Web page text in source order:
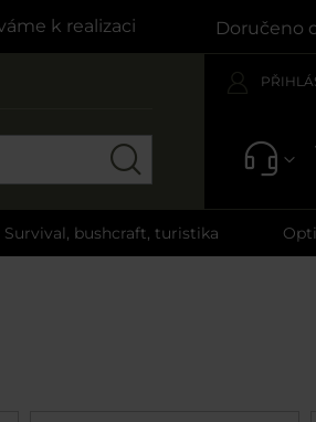
k realizaci Doručeno
Survival, bushcraft, turistika